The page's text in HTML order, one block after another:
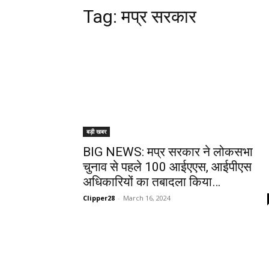
Tag:मप्र सरकार
बड़ी खबर
BIG NEWS: मप्र सरकार ने लोकसभा
चुनाव से पहले 100 आईएएस, आईपीएस
अधिकारियों का तबादला किया…
Clipper28 - March 16, 2024